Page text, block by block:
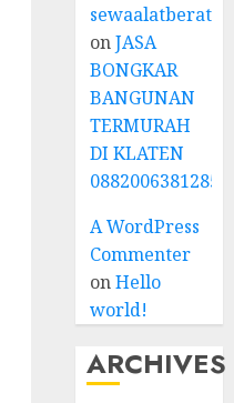
onJASA
BONGKAR
BANGUNAN
TERMURAH
DI KLATEN
0882006381285
A WordPress
Commenter
onHello
world!
ARCHIVES